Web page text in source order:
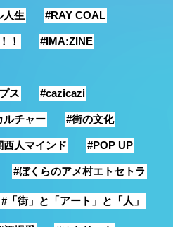
人生 #RAY COAL
！ #IMA:ZINE
ス #cazicazi
ルチャー #街の文化
西人マインド #POP UP
#ぼくらのアメ村エトセトラ
#「街」と「アート」と「人」